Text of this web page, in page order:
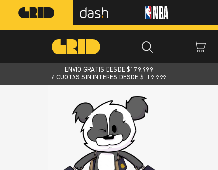
ENVÍO GRATIS DESDE $179.999
6 CUOTAS SIN INTERES DESDE $119.999